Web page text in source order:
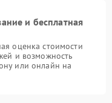
и бесплатная
оценка стоимости
и возможность
или онлайн на